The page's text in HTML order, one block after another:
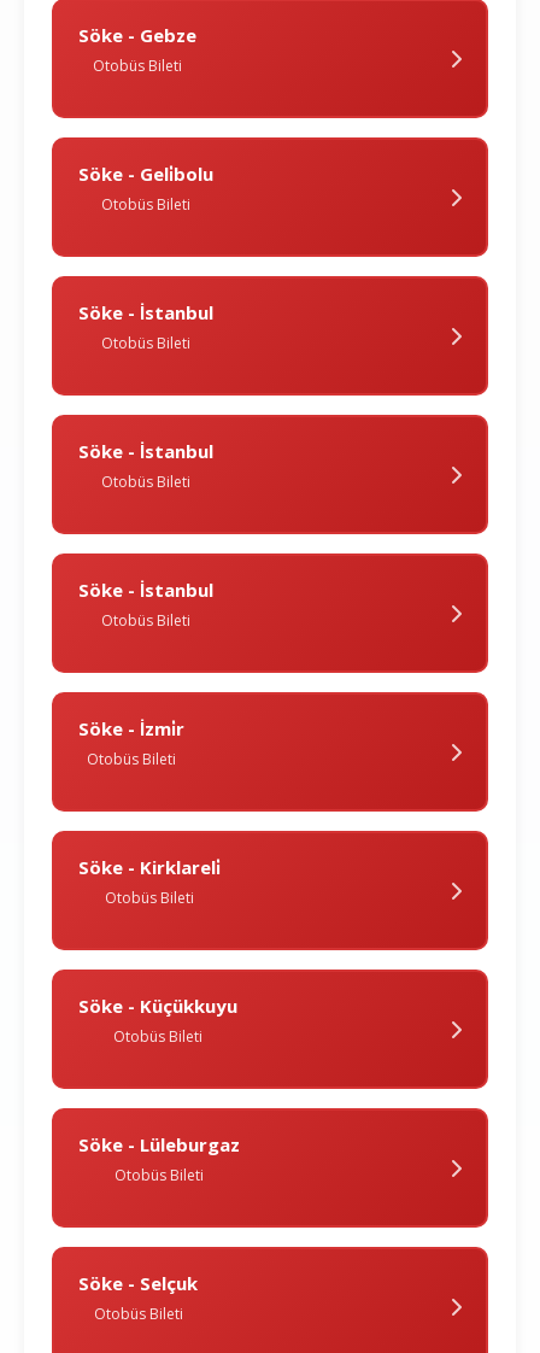
Söke - Gebze
Otobüs Bileti
Söke - Geli̇bolu
Otobüs Bileti
Söke - İstanbul
Otobüs Bileti
Söke - İstanbul
Otobüs Bileti
Söke - İstanbul
Otobüs Bileti
Söke - İzmi̇r
Otobüs Bileti
Söke - Kirklareli̇
Otobüs Bileti
Söke - Küçükkuyu
Otobüs Bileti
Söke - Lüleburgaz
Otobüs Bileti
Söke - Selçuk
Otobüs Bileti